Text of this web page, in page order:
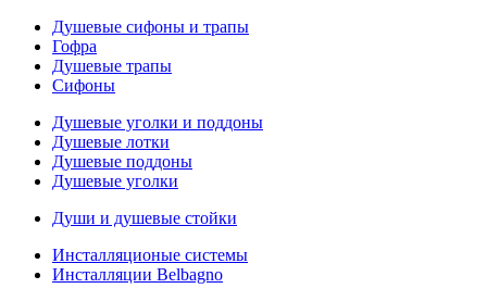
Душевые сифоны и трапы
Гофра
Душевые трапы
Сифоны
Душевые уголки и поддоны
Душевые лотки
Душевые поддоны
Душевые уголки
Души и душевые стойки
Инсталляционые системы
Инсталляции Belbagno